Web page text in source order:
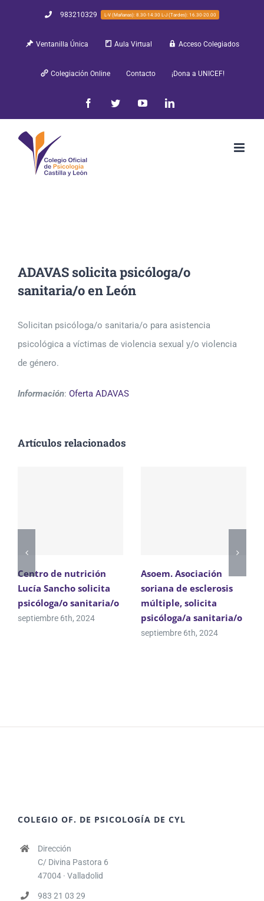
contenido
983210329 L-V (Mañanas): 8.30-14:30 L-J (Tardes): 16.30-20.00
Ventanilla Única Aula Virtual Acceso Colegiados
Colegiación Online Contacto ¡Dona a UNICEF!
FacebookTwitter YouTube
ADAVAS solicita psicóloga/o
sanitaria/o en León
Solicitan psicóloga/o sanitaria/o para asistencia
psicológica a víctimas de violencia sexual y/o violencia
de género.
Información: Oferta ADAVAS
Artículos relacionados
Centro de nutrición
Lucía Sancho solicita
psicóloga/o sanitaria/o
septiembre 6th, 2024
Asoem. Asociación
soriana de esclerosis
múltiple, solicita
psicóloga/a sanitaria/o
septiembre 6th, 2024
COLEGIO OF. DE PSICOLOGÍA DE CYL
Dirección
C/ Divina Pastora 6
47004 · Valladolid
983 21 03 29